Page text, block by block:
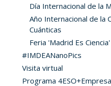
Día Internacional de la
Año Internacional de la
Cuánticas
Feria 'Madrid Es Ciencia'
#IMDEANanoPics
Visita virtual
Programa 4ESO+Empresa